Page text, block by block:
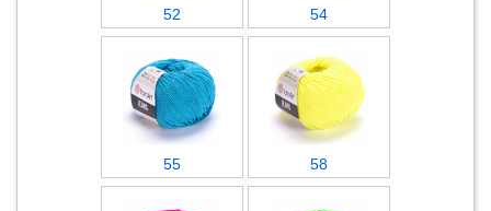
52 54
55 58